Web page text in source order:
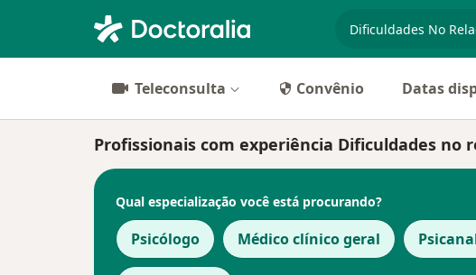
Teleconsulta Convênio Datas
Profissionais com experiência Dificuldades no
Qual especialização você está procurando?
Psicólogo Médico clínico geral